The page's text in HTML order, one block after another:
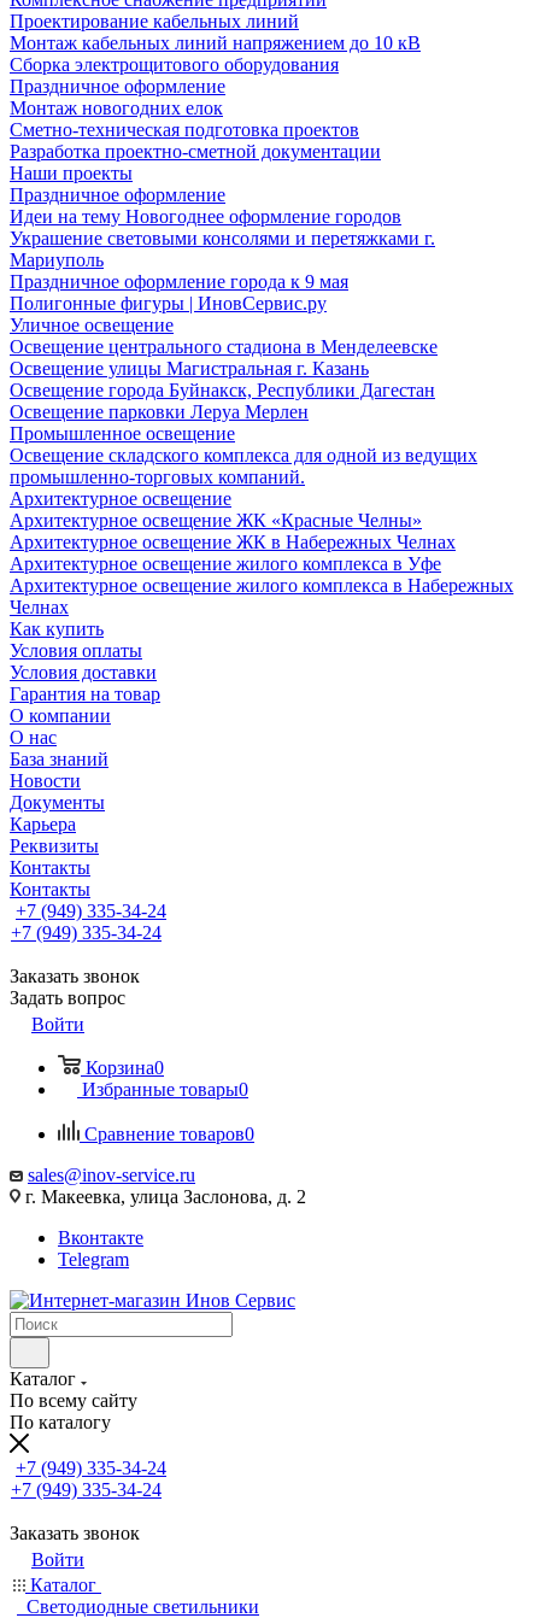
Проектирование кабельных линий
Монтаж кабельных линий напряжением до 10 кВ
Сборка электрощитового оборудования
Праздничное оформление
Монтаж новогодних елок
Сметно-техническая подготовка проектов
Разработка проектно-сметной документации
Наши проекты
Праздничное оформление
Идеи на тему Новогоднее оформление городов
Украшение световыми консолями и перетяжками г.
Мариуполь
Праздничное оформление города к 9 мая
Полигонные фигуры | ИновСервис.ру
Уличное освещение
Освещение центрального стадиона в Менделеевске
Освещение улицы Магистральная г. Казань
Освещение города Буйнакск, Республики Дагестан
Освещение парковки Леруа Мерлен
Промышленное освещение
Освещение складского комплекса для одной из ведущих
промышленно-торговых компаний.
Архитектурное освещение
Архитектурное освещение ЖК «Красные Челны»
Архитектурное освещение ЖК в Набережных Челнах
Архитектурное освещение жилого комплекса в Уфе
Архитектурное освещение жилого комплекса в Набережных
Челнах
Как купить
Условия оплаты
Условия доставки
Гарантия на товар
О компании
О нас
База знаний
Новости
Документы
Карьера
Реквизиты
Контакты
Контакты
+7 (949) 335-34-24
+7 (949) 335-34-24
Заказать звонок
Задать вопрос
Войти
Корзина0
Избранные товары0
Сравнение товаров0
sales@inov-service.ru
г. Макеевка, улица Заслонова, д. 2
Вконтакте
Telegram
Каталог
По всему сайту
По каталогу
+7 (949) 335-34-24
+7 (949) 335-34-24
Заказать звонок
Войти
Каталог
Светодиодные светильники